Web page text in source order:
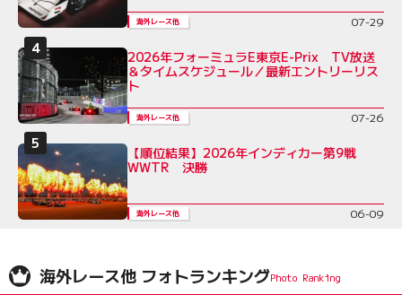
海外レース他 07-29
2026年フォーミュラE東京E-Prix TV放送
＆タイムスケジュール／最新エントリーリス
ト
海外レース他 07-26
【順位結果】2026年インディカー第9戦
WWTR 決勝
海外レース他 06-09
海外レース他 フォトランキング